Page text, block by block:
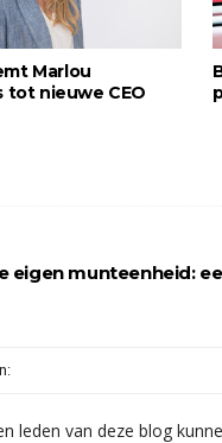
Marlou
tot nieuwe CEO
eigen munteenheid:
leden van deze blog